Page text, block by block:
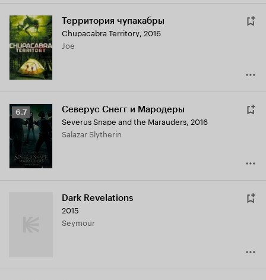
Территория чупакабры
Chupacabra Territory 2016
Joe
Рейтинг
Кинопоиска
6.7
6.7 Северус Снегг и Мародеры
Severus Snape and the Marauders 2016
Salazar Slytherin
Dark Revelations
2015
Seymour